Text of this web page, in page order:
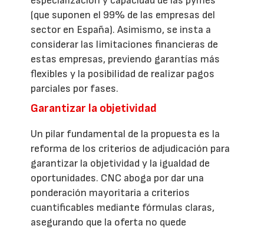
(que suponen el 99% de las empresas del
sector en España). Asimismo, se insta a
considerar las limitaciones financieras de
estas empresas, previendo garantías más
flexibles y la posibilidad de realizar pagos
parciales por fases.
Garantizar la objetividad
Un pilar fundamental de la propuesta es la
reforma de los criterios de adjudicación para
garantizar la objetividad y la igualdad de
oportunidades. CNC aboga por dar una
ponderación mayoritaria a criterios
cuantificables mediante fórmulas claras,
asegurando que la oferta no quede